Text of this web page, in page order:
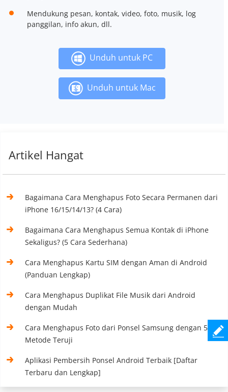
Mendukung pesan, kontak, video, foto, musik, log
panggilan, info akun, dll.
Unduh untuk PC
Unduh untuk Mac
Artikel Hangat
Bagaimana Cara Menghapus Foto Secara Permanen dari
iPhone 16/15/14/13? (4 Cara)
Bagaimana Cara Menghapus Semua Kontak di iPhone
Sekaligus? (5 Cara Sederhana)
Cara Menghapus Kartu SIM dengan Aman di Android
(Panduan Lengkap)
Cara Menghapus Duplikat File Musik dari Android
dengan Mudah
Cara Menghapus Foto dari Ponsel Samsung dengan 5
Metode Teruji
Aplikasi Pembersih Ponsel Android Terbaik [Daftar
Terbaru dan Lengkap]